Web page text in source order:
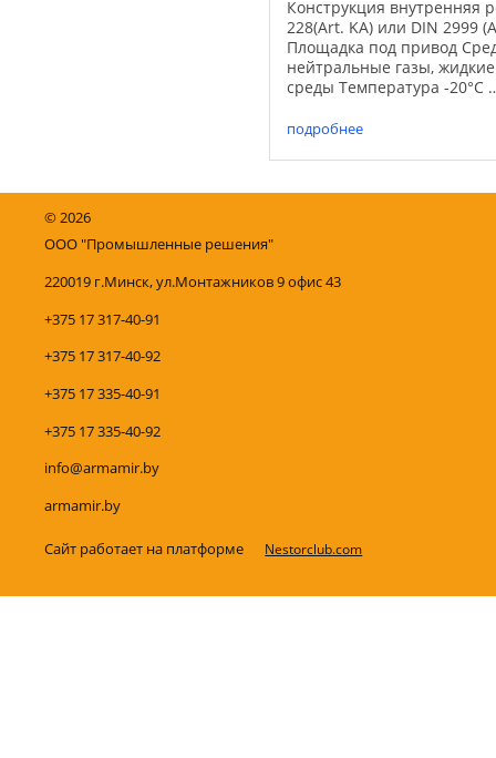
Конструкция внутренняя
228(Art. KA) или DIN 2999
Площадка под привод
нейтральные газы,
среды Температура -20°С
никелированная латунь
...
подробнее
©2026
ООО "Промышленные решения"
220019 г.Минск, ул.Монтажников 9 офис 43
+375 17 317-40-91
+375 17 317-40-92
+375 17 335-40-91
+375 17 335-40-92
info@armamir.by
armamir.by
Сайт работает на платформе Nestorclub.com